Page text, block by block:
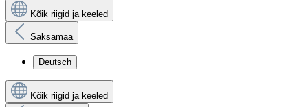
Kõik riigid ja keeled
Saksamaa
Deutsch
Kõik riigid ja keeled